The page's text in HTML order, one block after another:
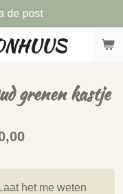
de post
grenen kastje
Laat het me weten